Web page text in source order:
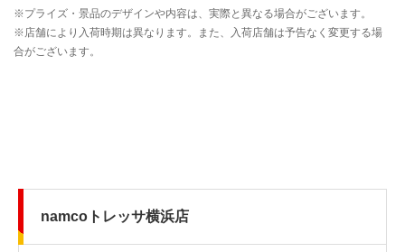
namcoトレッサ横浜店